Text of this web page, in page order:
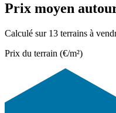
Prix moyen
Calculé sur 13 terrains à
Prix du terrain (€/m²)